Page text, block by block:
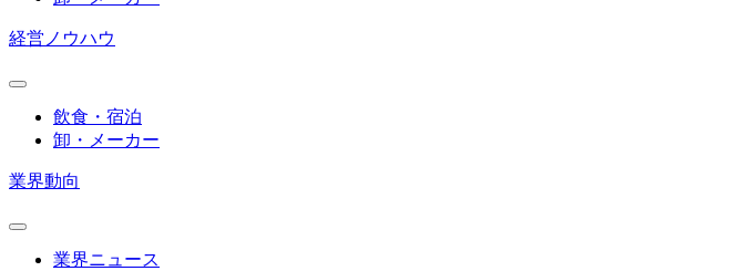
経営ノウハウ
飲食・宿泊
卸・メーカー
業界動向
業界ニュース